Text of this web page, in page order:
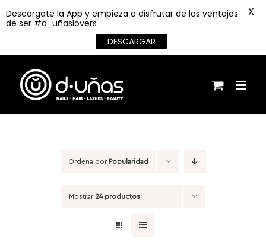
contenido
Ordena por Popularidad
Mostrar 24 productos
Descárgate la App y empieza a disfrutar de las ventajas
de ser #d_uñaslovers
DESCARGAR
X